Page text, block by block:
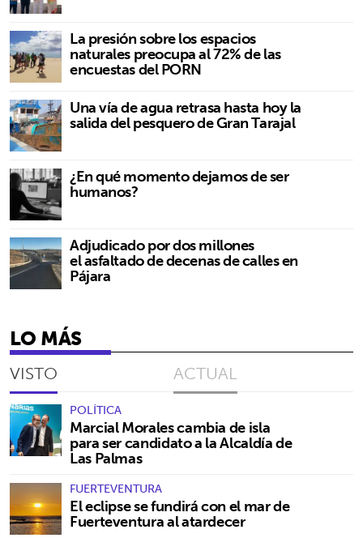
La presión sobre los espacios
naturales preocupa al 72% de las
encuestas del PORN
Una vía de agua retrasa hasta hoy la
salida del pesquero de Gran Tarajal
¿En qué momento dejamos de ser
humanos?
Adjudicado por dos millones
el asfaltado de decenas de calles en
Pájara
LO MÁS
VISTO ACTUAL
POLÍTICA
Marcial Morales cambia de isla
para ser candidato a la Alcaldía de
Las Palmas
FUERTEVENTURA
El eclipse se fundirá con el mar de
Fuerteventura al atardecer